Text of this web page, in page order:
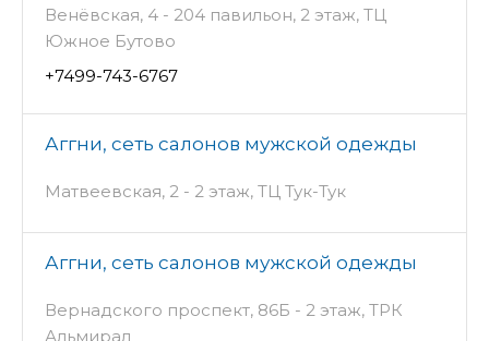
Венёвская, 4 - 204 павильон, 2 этаж, ТЦ
Южное Бутово
+7499-743-6767
Аггни, сеть салонов мужской одежды
Матвеевская, 2 - 2 этаж, ТЦ Тук-Тук
Аггни, сеть салонов мужской одежды
Вернадского проспект, 86Б - 2 этаж, ТРК
Альмирал